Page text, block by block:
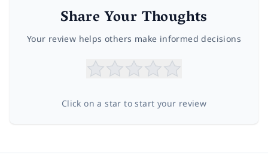
Share Your Thoughts
Your review helps others make informed decisions
Click on a star to start your review